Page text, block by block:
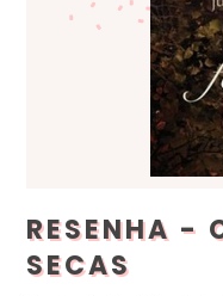
RESENHA -
SECAS